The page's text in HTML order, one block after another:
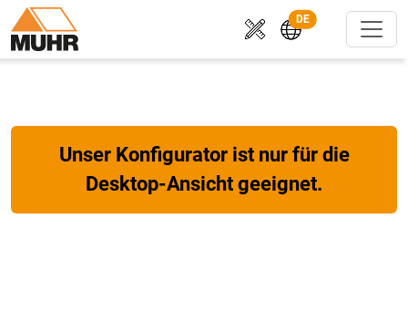
DE
Unser Konfigurator ist nur für die
Desktop-Ansicht geeignet.